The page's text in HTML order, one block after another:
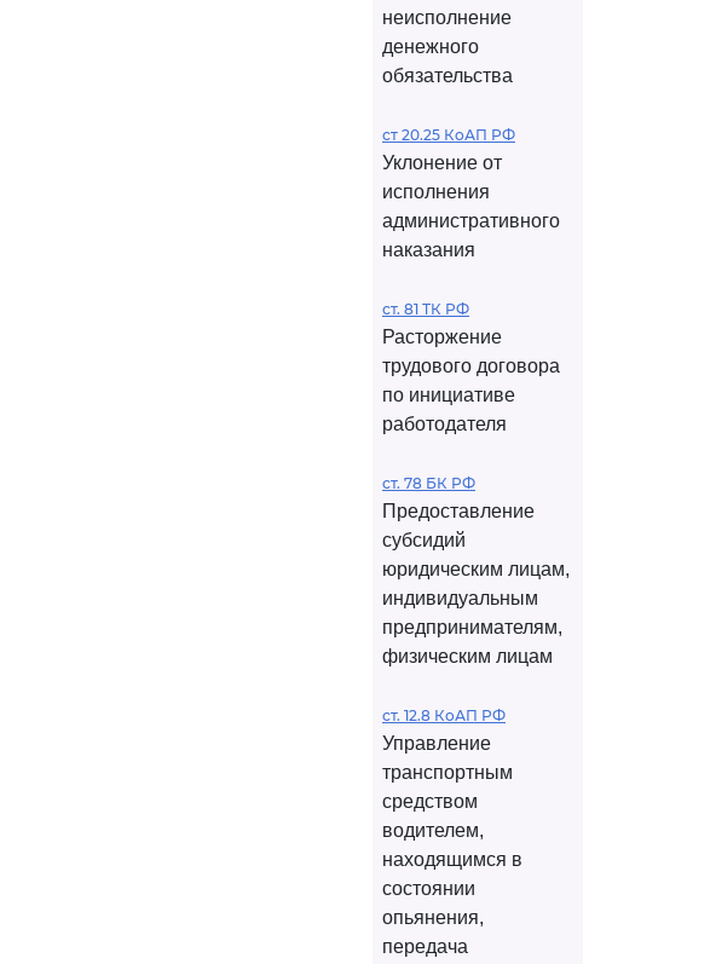
неисполнение
денежного
обязательства
ст 20.25 КоАП РФ
Уклонение от
исполнения
административного
наказания
ст. 81 ТК РФ
Расторжение
трудового договора
по инициативе
работодателя
ст. 78 БК РФ
Предоставление
субсидий
юридическим лицам,
индивидуальным
предпринимателям,
физическим лицам
ст. 12.8 КоАП РФ
Управление
транспортным
средством
водителем,
находящимся в
состоянии
опьянения,
передача